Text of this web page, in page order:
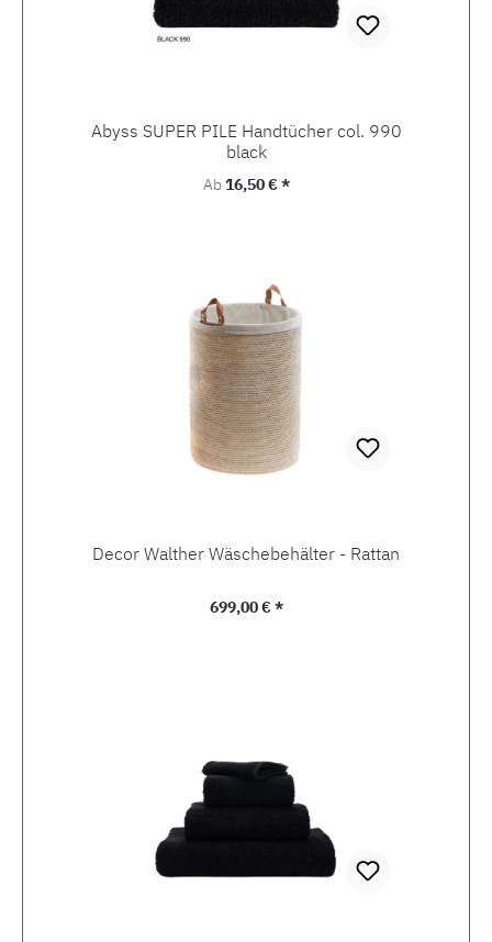
Abyss SUPER PILE Handtücher col. 990
black
Regulärer Preis:
Ab16,50 € *
Decor Walther Wäschebehälter - Rattan
Regulärer Preis:
699,00 € *